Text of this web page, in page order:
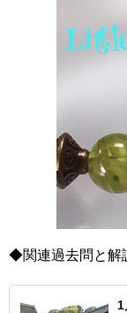
◆関連過去問と解